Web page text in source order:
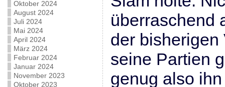
Oktober 2024
August 2024
Juli 2024
Mai 2024
April 2024
März 2024
Februar 2024
Januar 2024
November 2023
Oktober 2023
überraschend
der bisherigen
seine Partien
genug also